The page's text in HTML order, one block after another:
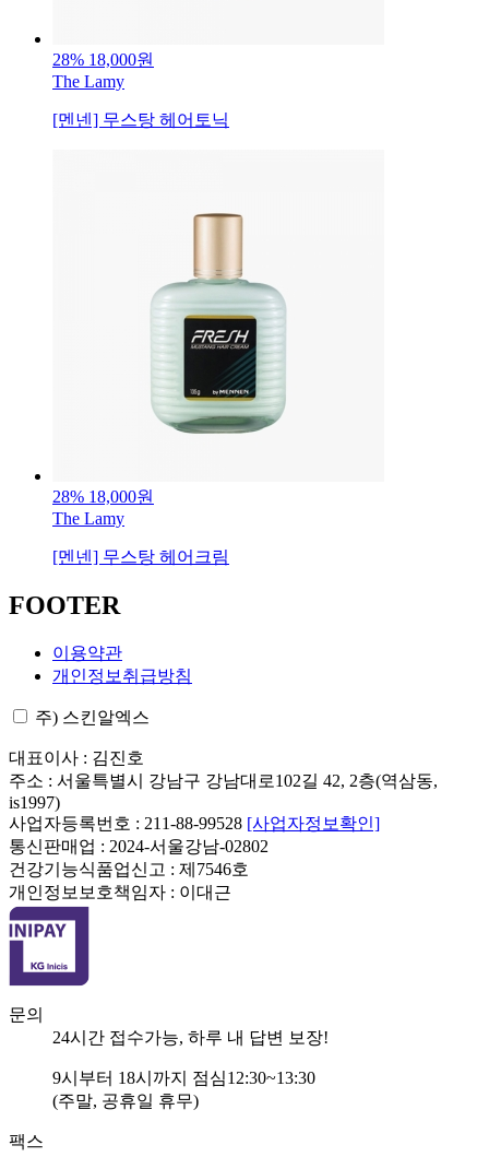
28% 18,000원
The Lamy
[멘넨] 무스탕 헤어토닉
28% 18,000원
The Lamy
[멘넨] 무스탕 헤어크림
FOOTER
이용약관
개인정보취급방침
주) 스킨알엑스
대표이사 : 김진호
주소 : 서울특별시 강남구 강남대로102길 42, 2층(역삼동,
is1997)
사업자등록번호 : 211-88-99528 [사업자정보확인]
통신판매업 : 2024-서울강남-02802
건강기능식품업신고 : 제7546호
개인정보보호책임자 : 이대근
문의
24시간 접수가능, 하루 내 답변 보장!
9시부터 18시까지 점심12:30~13:30
(주말, 공휴일 휴무)
팩스